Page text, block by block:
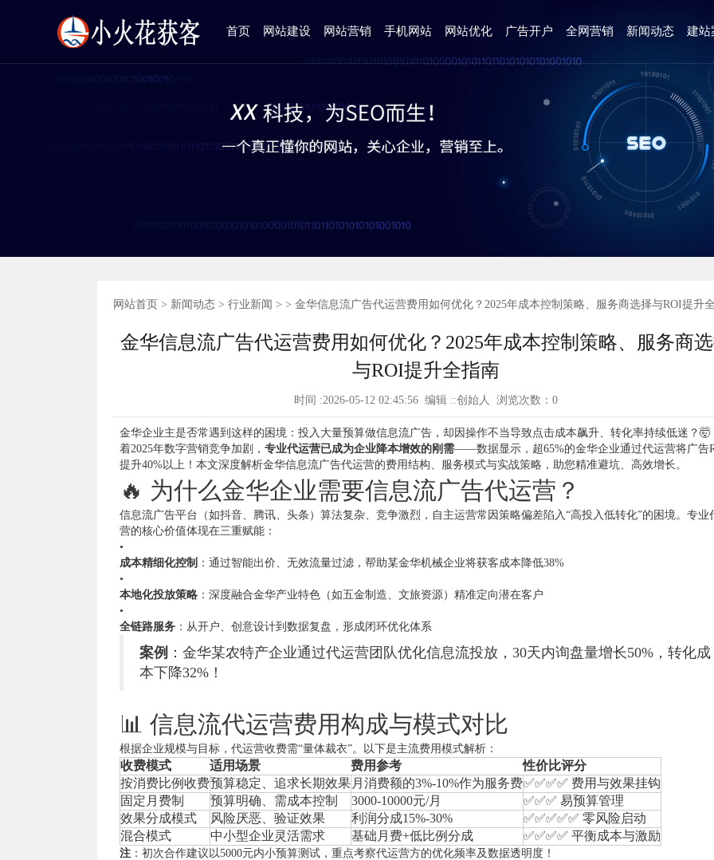
首页 网站建设 网站营销 手机网站 网站优化 广告开户 全网营销 新闻动态 建站
网站首页 > 新闻动态 > 行业新闻 > > 金华信息流广告代运营费用如何优化？2025年成本控制策略、服务商选择与ROI提升
金华信息流广告代运营费用如何优化？2025年成本控制策略、服务商
与ROI提升全指南
时间 :2026-05-12 02:45:56 编辑 ::创始人 浏览次数： 0
金华企业主是否常遇到这样的困境：投入大量预算做信息流广告，却因操作不当导致点击成本飙升、转化率持续低迷？🤯
着2025年数字营销竞争加剧， 专业代运营已成为企业降本增效的刚需——数据显示，超65%的金华企业通过代运营将广告
提升40%以上！本文深度解析金华信息流广告代运营的费用结构、服务模式与实战策略，助您精准避坑、高效增长。
🔥 为什么金华企业需要信息流广告代运营？
信息流广告平台（如抖音、腾讯、头条）算法复杂、竞争激烈，自主运营常因策略偏差陷入“高投入低转化”的困境。专业
营的核心价值体现在三重赋能：
•
成本精细化控制 ：通过智能出价、无效流量过滤，帮助某金华机械企业将获客成本降低38%
•
本地化投放策略：深度融合金华产业特色（如五金制造、文旅资源）精准定向潜在客户
•
全链路服务：从开户、创意设计到数据复盘，形成闭环优化体系
案例 ：金华某农特产企业通过代运营团队优化信息流投放，30天内询盘量增长50%，转化成
本下降32%！
📊 信息流代运营费用构成与模式对比
根据企业规模与目标，代运营收费需“量体裁衣”。以下是主流费用模式解析：
收费模式 适用场景 费用参考
性价比评分
按消费比例收费预算稳定、追求长期效果 月消费额的3%-10%作为服务费✅✅✅✅️ 费用与效果挂钩
固定月费制
预算明确、需成本控制 3000-10000元/月
✅✅✅️ 易预算管理
效果分成模式
风险厌恶、验证效果 利润分成15%-30%
✅✅✅✅✅ 零风险启动
混合模式
中小型企业灵活需求 基础月费+低比例分成 ✅✅✅✅️ 平衡成本与激励
注：初次合作建议以5000元内小预算测试，重点考察代运营方的优化频率及数据透明度！